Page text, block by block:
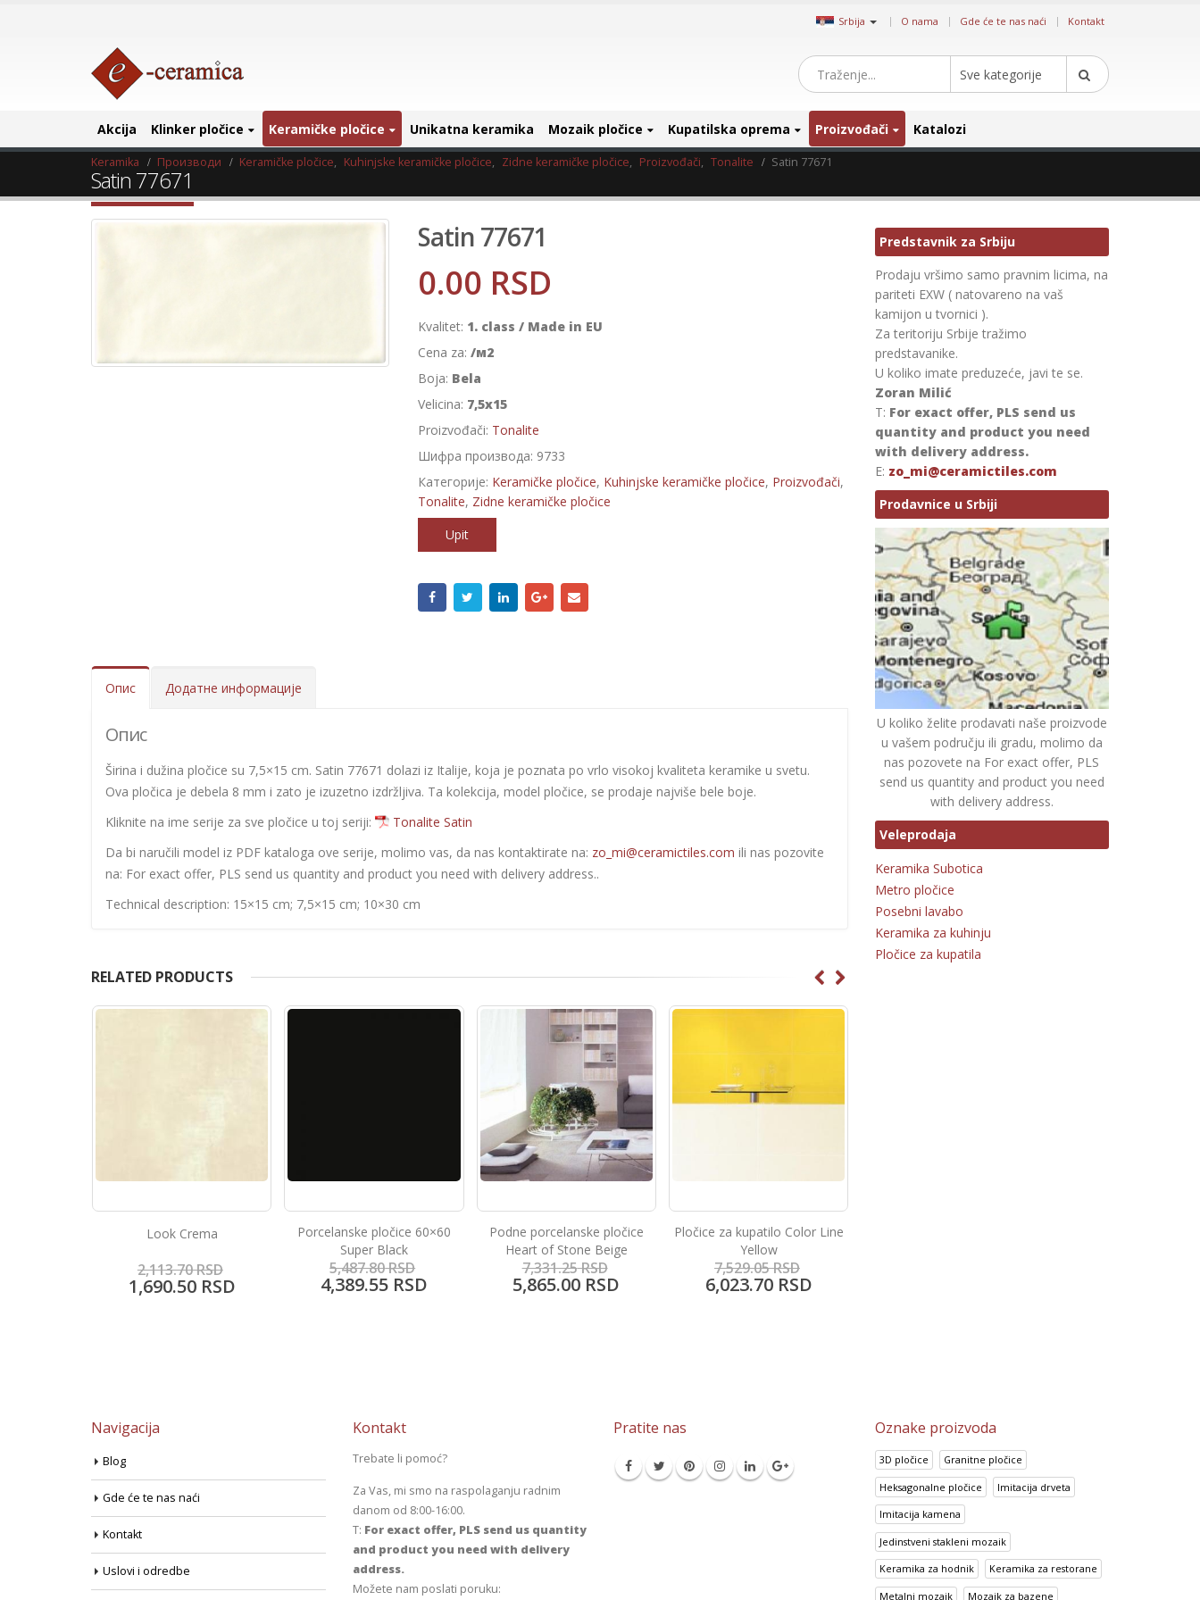
Srbija | O nama Gde će te nas naći Kontakt
Sve kategorije
Akcija Klinker pločice Keramičke pločice Unikatna keramika Mozaik pločice Kupatilska oprema Proizvođači Katalozi
Keramika Производи Keramičke pločice, Kuhinjske keramičke pločice, Zidne keramičke pločice, Proizvođači, Tonalite Satin 77671
Satin 77671
Satin 77671
0.00 RSD
Kvalitet: 1. class / Made in EU
Cena za: /м2
Boja: Bela
Velicina: 7,5x15
Proizvođači: Tonalite
Шифра производа: 9733
Категорије: Keramičke pločice, Kuhinjske keramičke pločice, Proizvođači,
Tonalite, Zidne keramičke pločice
Upit
Опис Додатне информације
Опис
Širina i dužina pločice su 7,5×15 cm. Satin 77671 dolazi iz Italije, koja je poznata po vrlo visokoj kvaliteta keramike u svetu.
Ova pločica je debela 8 mm i zato je izuzetno izdržljiva. Ta kolekcija, model pločice, se prodaje najviše bele boje.
Kliknite na ime serije za sve pločice u toj seriji:
Tonalite Satin
Da bi naručili model iz PDF kataloga ove serije, molimo vas, da nas kontaktirate na: zo_mi@ceramictiles.com ili nas pozovite
na: For exact offer, PLS send us quantity and product you need with delivery address..
Technical description: 15×15 cm; 7,5×15 cm; 10×30 cm
RELATED PRODUCTS
Look Crema
2,113.70RSD
1,690.50RSD
Porcelanske pločice 60×60
Super Black
5,487.80RSD
4,389.55RSD
Podne porcelanske pločice
Heart of Stone Beige
7,331.25RSD
5,865.00 RSD
Pločice za kupatilo Color Line
Yellow
7,529.05RSD
6,023.70RSD
Predstavnik za Srbiju
Prodaju vršimo samo pravnim licima, na
pariteti EXW ( natovareno na vaš
kamijon u tvornici ).
Za teritoriju Srbije tražimo
predstavanike.
U koliko imate preduzeće, javi te se.
Zoran Milić
T: For exact offer, PLS send us
quantity and product you need
with delivery address.
E: zo_mi@ceramictiles.com
Prodavnice u Srbiji
U koliko želite prodavati naše proizvode
u vašem području ili gradu, molimo da
nas pozovete na For exact offer, PLS
send us quantity and product you need
with delivery address.
Veleprodaja
Keramika Subotica
Metro pločice
Posebni lavabo
Keramika za kuhinju
Pločice za kupatila
Navigacija
Blog
Gde će te nas naći
Kontakt
Uslovi i odredbe
Kontakt
Trebate li pomoć?
Za Vas, mi smo na raspolaganju radnim
danom od 8:00-16:00.
T: For exact offer, PLS send us quantity
and product you need with delivery
address.
Možete nam poslati poruku:
Pratite nas Oznake proizvoda
3D pločice Granitne pločice
Heksagonalne pločice Imitacija drveta
Imitacija kamena
Jedinstveni stakleni mozaik
Keramika za hodnik Keramika za restorane
Metalni mozaik Mozaik za bazene